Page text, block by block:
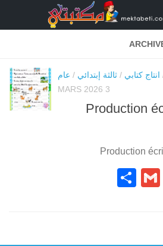
Skip to content
انتاج كتابي / ثالثة إبتدائي / عام
3 MARS 2026
Production
Production
Email
Gmail